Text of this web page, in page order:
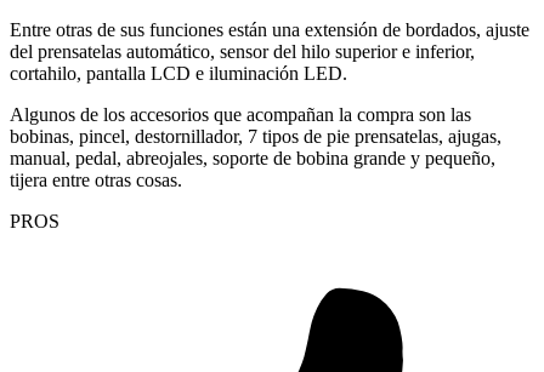
Entre otras de sus funciones están una extensión de bordados, ajuste
del prensatelas automático, sensor del hilo superior e inferior,
cortahilo, pantalla LCD e iluminación LED.
Algunos de los accesorios que acompañan la compra son las
bobinas, pincel, destornillador, 7 tipos de pie prensatelas, ajugas,
manual, pedal, abreojales, soporte de bobina grande y pequeño,
tijera entre otras cosas.
PROS